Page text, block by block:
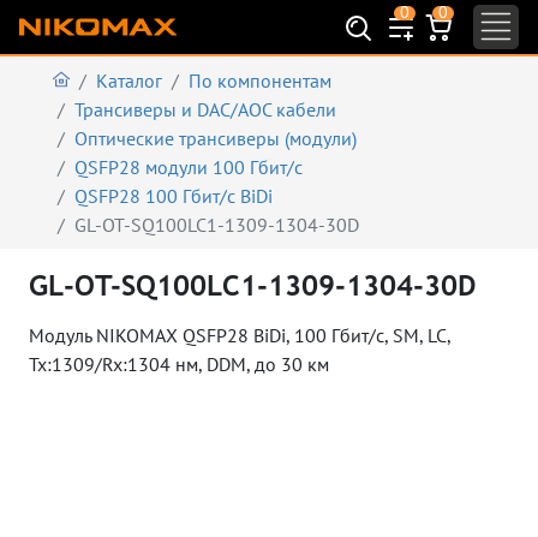
0 0
Каталог
По компонентам
Трансиверы и DAC/AOC кабели
Оптические трансиверы (модули)
QSFP28 модули 100 Гбит/с
QSFP28 100 Гбит/с BiDi
GL-OT-SQ100LC1-1309-1304-30D
GL-OT-SQ100LC1-1309-1304-30D
Модуль NIKOMAX QSFP28 BiDi, 100 Гбит/с, SM, LC,
Tx:1309/Rx:1304 нм, DDM, до 30 км